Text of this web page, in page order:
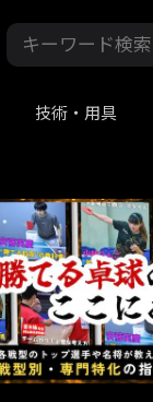
技術・用具